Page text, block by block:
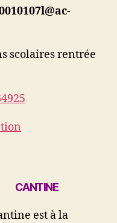
scolaires rentrée
CANTINE
est à la